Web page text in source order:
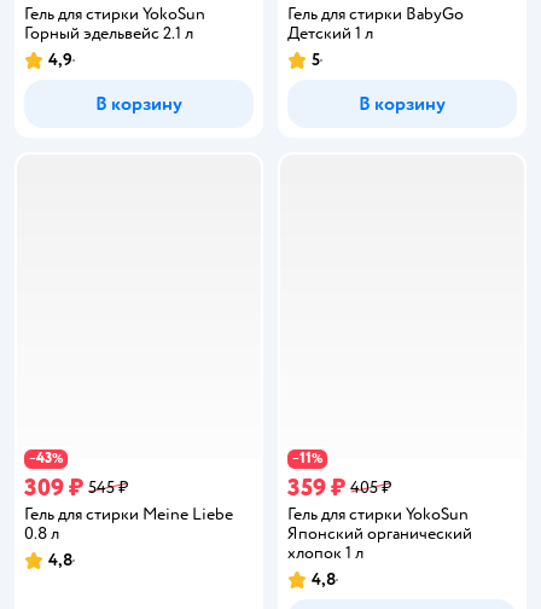
Гель для стирки YokoSun
Горный эдельвейс 2.1 л
Рейтинг:
4,9
В корзину
Гель для стирки BabyGo
Детский 1 л
Рейтинг:
5
В корзину
−43%
309 ₽ 545 ₽
Гель для стирки Meine Liebe
0.8 л
Рейтинг:
4,8
−11%
359 ₽ 405 ₽
Гель для стирки YokoSun
Японский органический
хлопок 1 л
Рейтинг:
4,8